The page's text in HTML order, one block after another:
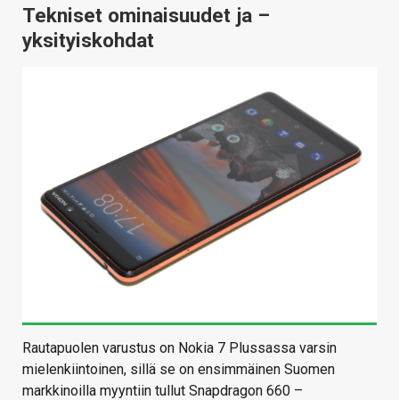
Tekniset ominaisuudet ja –
yksityiskohdat
Rautapuolen varustus on Nokia 7 Plussassa varsin
mielenkiintoinen, sillä se on ensimmäinen Suomen
markkinoilla myyntiin tullut Snapdragon 660 –